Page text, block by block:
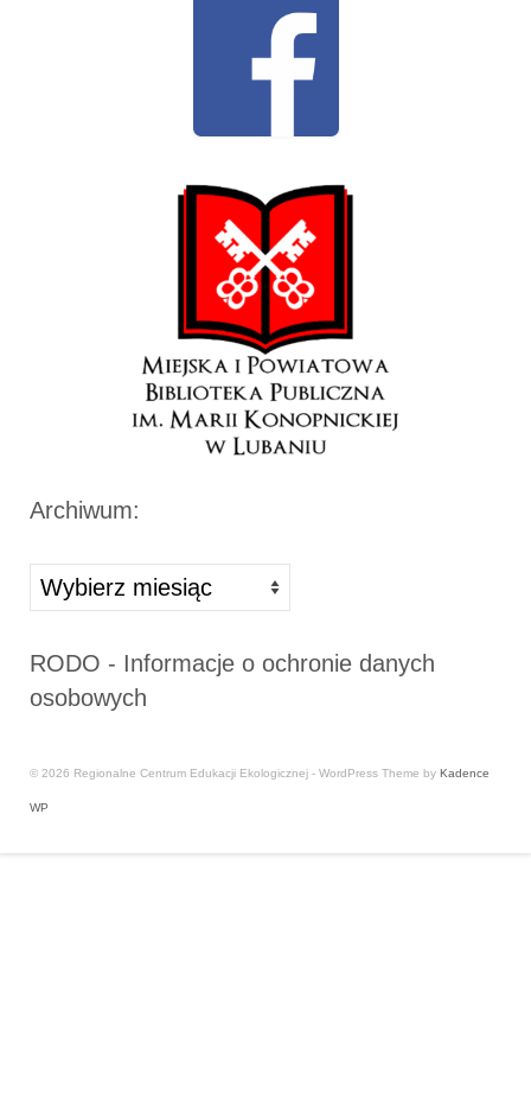
Archiwum:
Archiwa
RODO - Informacje o ochronie danych
osobowych
© 2026 Regionalne Centrum Edukacji Ekologicznej - WordPress Theme by Kadence
WP